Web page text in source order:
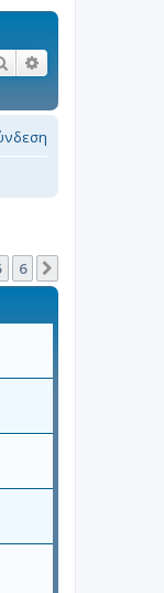
Αναζήτηση
6